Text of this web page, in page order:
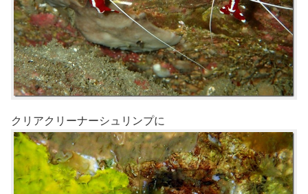
クリアクリーナーシュリンプに